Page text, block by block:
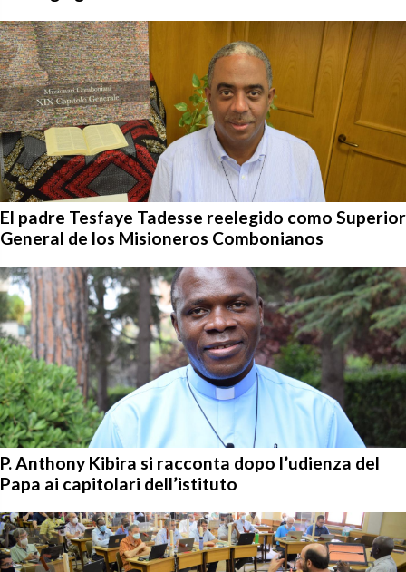
El padre Tesfaye Tadesse reelegido como Superior
General de los Misioneros Combonianos
P. Anthony Kibira si racconta dopo l’udienza del
Papa ai capitolari dell’istituto